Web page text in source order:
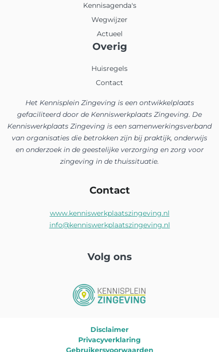
Kennisagenda's
Wegwijzer
Actueel
Overig
Huisregels
Contact
Het Kennisplein Zingeving is een ontwikkelplaats
gefaciliteerd door de Kenniswerkplaats Zingeving. De
Kenniswerkplaats Zingeving is een samenwerkingsverband
van organisaties die betrokken zijn bij praktijk, onderwijs
en onderzoek in de geestelijke verzorging en zorg voor
zingeving in de thuissituatie.
Contact
www.kenniswerkplaatszingeving.nl
info@kenniswerkplaatszingeving.nl
Volg ons
Disclaimer
Privacyverklaring
Gebruikersvoorwaarden